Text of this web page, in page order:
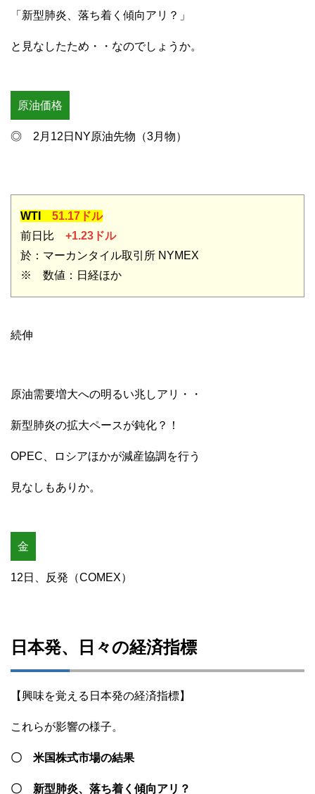
「新型肺炎、落ち着く傾向アリ？」
と見なしたため・・なのでしょうか。
原油価格
◎ 2月12日NY原油先物（3月物）
WTI 51.17ドル
前日比 +1.23ドル
於：マーカンタイル取引所 NYMEX
※ 数値：日経ほか
続伸
原油需要増大への明るい兆しアリ・・
新型肺炎の拡大ペースが鈍化？！
OPEC、ロシアほかが減産協調を行う
見なしもありか。
金
12日、反発（COMEX）
日本発、日々の経済指標
【興味を覚える日本発の経済指標】
これらが影響の様子。
〇 米国株式市場の結果
〇 新型肺炎、落ち着く傾向アリ？